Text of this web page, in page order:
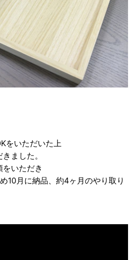
をいただいた上
ました。
いただき
10月に納品、約4ヶ月のやり取り